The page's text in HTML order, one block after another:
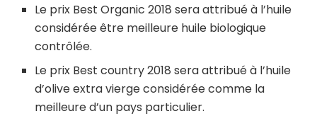
Le prix Best Organic 2018 sera attribué à l’huile
considérée être meilleure huile biologique
contrôlée.
Le prix Best country 2018 sera attribué à l’huile
d’olive extra vierge considérée comme la
meilleure d’un pays particulier.